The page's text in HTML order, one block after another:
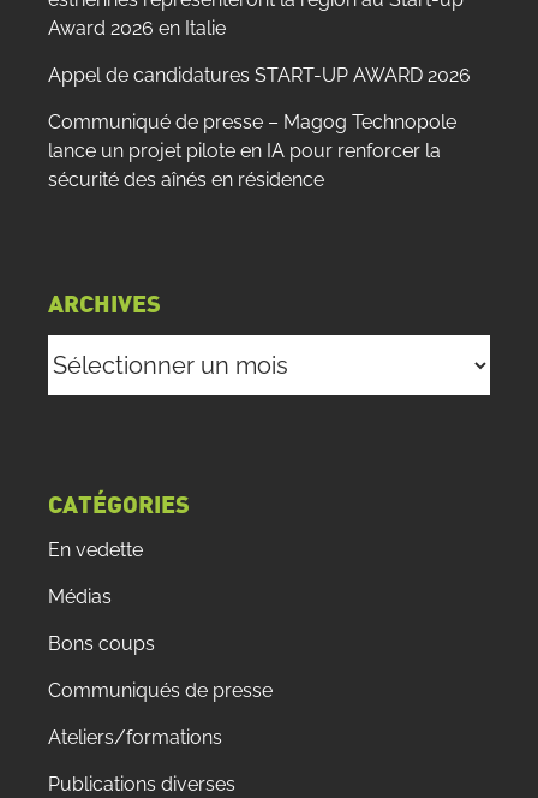
Award 2026 en Italie
Appel de candidatures START-UP AWARD 2026
Communiqué de presse – Magog Technopole
lance un projet pilote en IA pour renforcer la
sécurité des aînés en résidence
ARCHIVES
CATÉGORIES
En vedette
Médias
Bons coups
Communiqués de presse
Ateliers/formations
Publications diverses